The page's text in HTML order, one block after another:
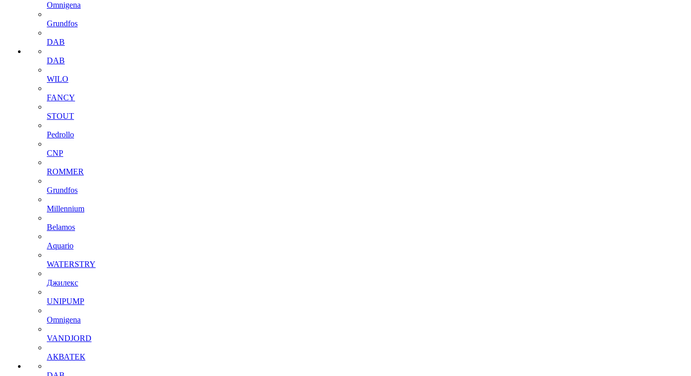
Omnigena
Grundfos
DAB
DAB
WILO
FANCY
STOUT
Pedrollo
CNP
ROMMER
Grundfos
Millennium
Belamos
Aquario
WATERSTRY
Джилекс
UNIPUMP
Omnigena
VANDJORD
АКВАТЕК